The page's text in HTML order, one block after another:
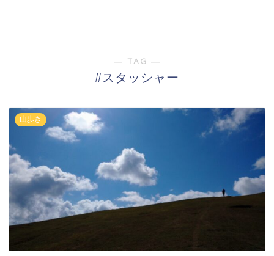
― TAG ―
#スタッシャー
山歩き